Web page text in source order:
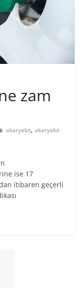
zam
akaryakıt,akaryakıt
ise 17
itibaren geçerli